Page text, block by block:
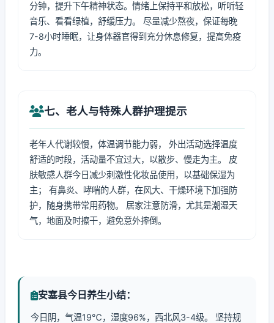
分钟，提升下午精神状态。情绪上保持平和放松，听听轻
音乐、看看绿植，舒缓压力。 尽量减少熬夜，保证每晚
7-8小时睡眠，让身体器官得到充分休息修复，提高免疫
力。
七、老人与特殊人群护理提示
老年人代谢较慢，体温调节能力弱， 外出活动选择温度
舒适的时段，活动量不宜过大，以散步、慢走为主。 皮
肤敏感人群今日减少刺激性化妆品使用，以基础保湿为
主； 有鼻炎、哮喘的人群，在风大、干燥环境下加强防
护，随身携带常用药物。 居家注意防滑，尤其是潮湿天
气，地面及时擦干，避免意外摔倒。
安塞县今日养生小结：
今日阴，气温19℃，湿度96%，西北风3-4级。 坚持规